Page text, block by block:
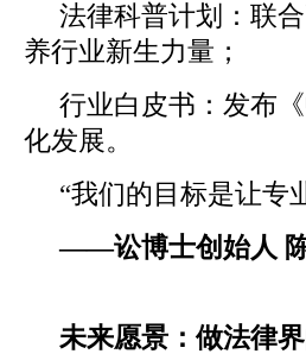
法律科普计划：联
养行业新生力量；
行业白皮书：发布
化发展。
“我们的目标是让专
——讼博士创始人
未来愿景：做法律